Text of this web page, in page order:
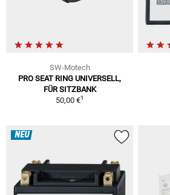
SW-Motech
PRO SEAT RING UNIVERSELL,
FÜR SITZBANK
50,00 €1
NEU